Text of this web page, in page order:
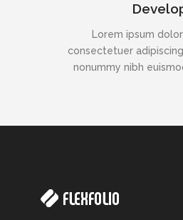
Lorem ipsum
consectetuer
nonummy nibh